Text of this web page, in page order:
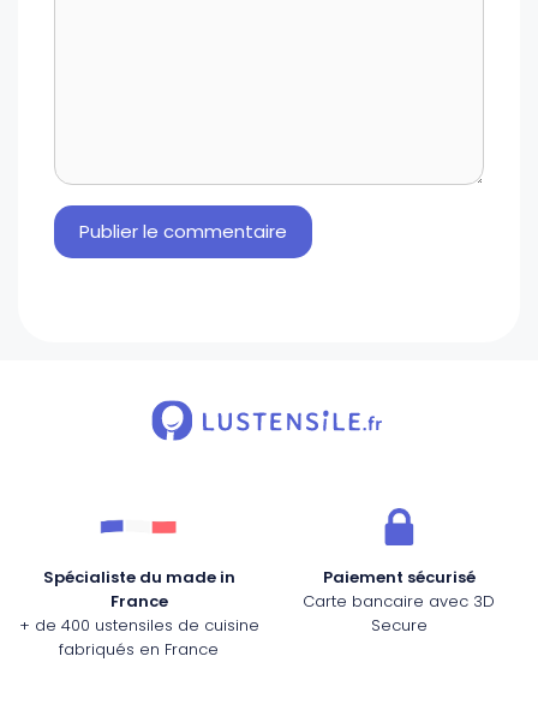
Spécialiste du made in
France
+ de 400 ustensiles de cuisine
fabriqués en France
Paiement sécurisé
Carte bancaire avec 3D
Secure